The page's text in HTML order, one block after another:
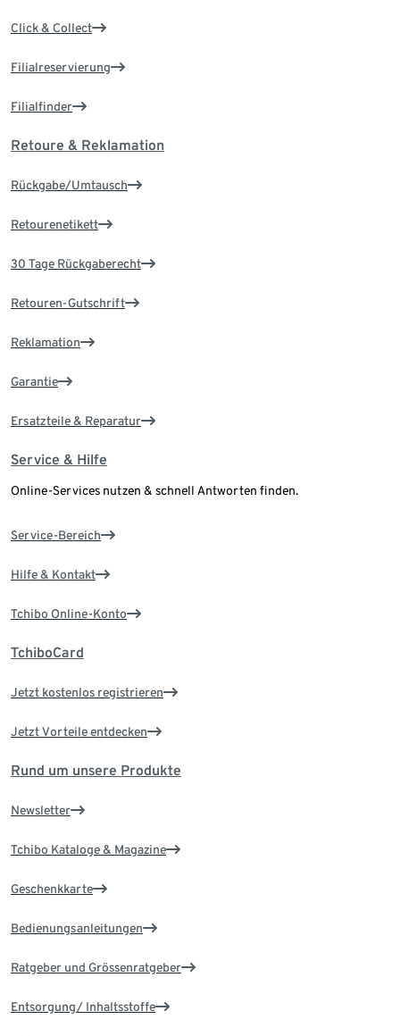
Click & Collect
Filialreservierung
Filialfinder
Retoure & Reklamation
Rückgabe/Umtausch
Retourenetikett
30 Tage Rückgaberecht
Retouren-Gutschrift
Reklamation
Garantie
Ersatzteile & Reparatur
Service & Hilfe
Online-Services nutzen & schnell Antworten finden.
Service-Bereich
Hilfe & Kontakt
Tchibo Online-Konto
TchiboCard
Jetzt kostenlos registrieren
Jetzt Vorteile entdecken
Rund um unsere Produkte
Newsletter
Tchibo Kataloge & Magazine
Geschenkkarte
Bedienungsanleitungen
Ratgeber und Grössenratgeber
Entsorgung/ Inhaltsstoffe